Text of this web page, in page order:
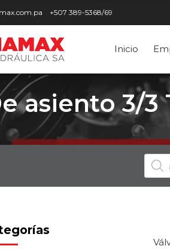
+507 389-5368/69
Inicio
asiento 3/3
de